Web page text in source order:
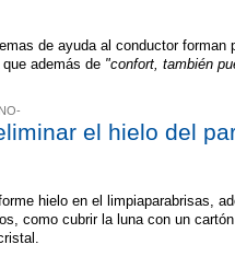
de ayuda al conductor forman
además de "confort, también
el hielo del
hielo en el limpiaparabrisas,
como cubrir la luna con un